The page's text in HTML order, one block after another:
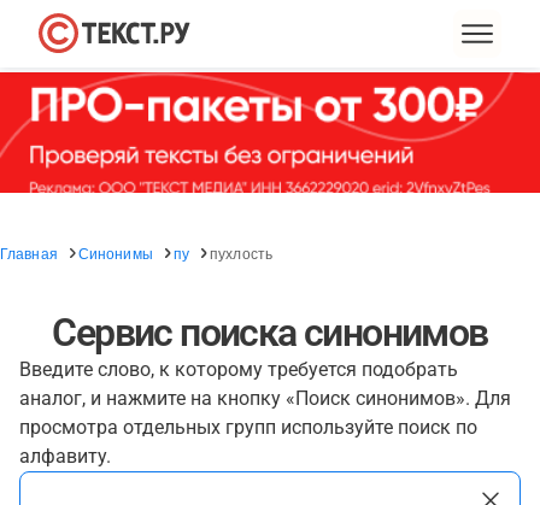
Главная Синонимы пу пухлость
Сервис поиска синонимов
Введите слово, к которому требуется подобрать
аналог, и нажмите на кнопку «Поиск синонимов». Для
просмотра отдельных групп используйте поиск по
алфавиту.